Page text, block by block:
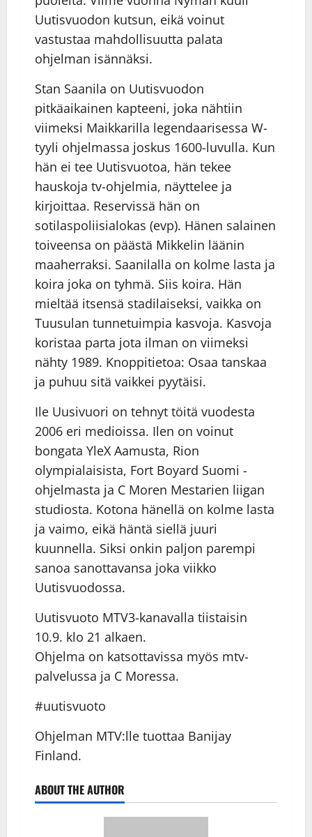
Uutisvuodon kutsun, eikä voinut
vastustaa mahdollisuutta palata
ohjelman isännäksi.
Stan Saanila on Uutisvuodon
pitkäaikainen kapteeni, joka nähtiin
viimeksi Maikkarilla legendaarisessa W-
tyyli ohjelmassa joskus 1600-luvulla. Kun
hän ei tee Uutisvuotoa, hän tekee
hauskoja tv-ohjelmia, näyttelee ja
kirjoittaa. Reservissä hän on
sotilaspoliisialokas (evp). Hänen salainen
toiveensa on päästä Mikkelin läänin
maaherraksi. Saanilalla on kolme lasta ja
koira joka on tyhmä. Siis koira. Hän
mieltää itsensä stadilaiseksi, vaikka on
Tuusulan tunnetuimpia kasvoja. Kasvoja
koristaa parta jota ilman on viimeksi
nähty 1989. Knoppitietoa: Osaa tanskaa
ja puhuu sitä vaikkei pyytäisi.
Ile Uusivuori on tehnyt töitä vuodesta
2006 eri medioissa. Ilen on voinut
bongata YleX Aamusta, Rion
olympialaisista, Fort Boyard Suomi -
ohjelmasta ja C Moren Mestarien liigan
studiosta. Kotona hänellä on kolme lasta
ja vaimo, eikä häntä siellä juuri
kuunnella. Siksi onkin paljon parempi
sanoa sanottavansa joka viikko
Uutisvuodossa.
Uutisvuoto MTV3-kanavalla tiistaisin
10.9. klo 21 alkaen.
Ohjelma on katsottavissa myös mtv-
palvelussa ja C Moressa.
#uutisvuoto
Ohjelman MTV:lle tuottaa Banijay
Finland.
ABOUT THE AUTHOR